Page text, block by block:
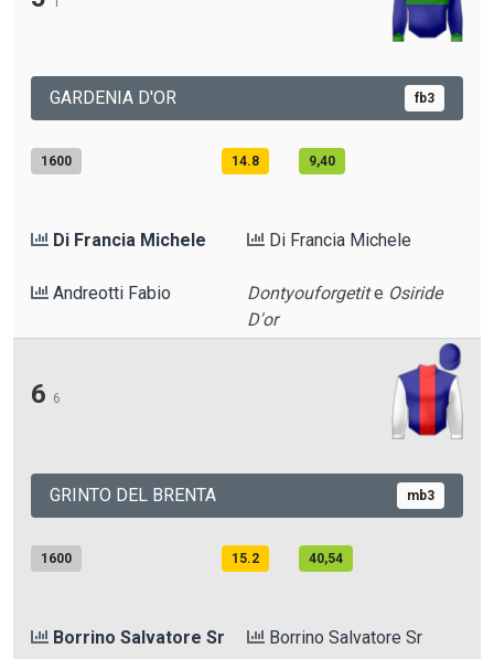
GARDENIA D'OR fb3
1600 14.8 9,40
Di Francia Michele Di Francia Michele
Andreotti Fabio Dontyouforgetite Osiride
D'or
6 6
GRINTO DEL BRENTA mb3
1600 15.2 40,54
Borrino Salvatore Sr Borrino Salvatore Sr